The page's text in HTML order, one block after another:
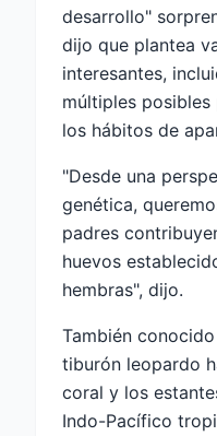
desarrollo"
dijo que plantea
interesantes,
múltiples posibles
los hábitos de
"Desde una
genética,
padres
huevos
hembras", dijo.
También
tiburón leopardo
coral y los
Indo-Pacífico